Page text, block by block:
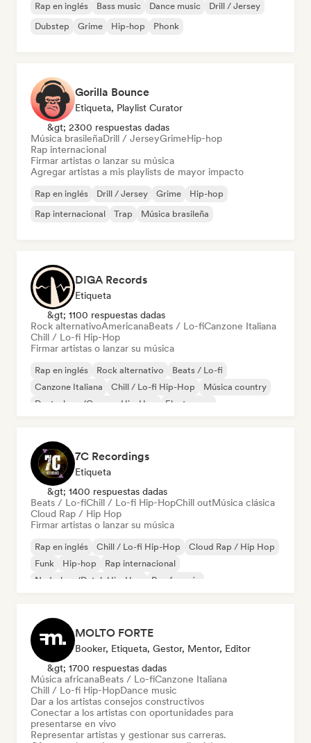
Rap en inglés Bass music Dance music
Drill / Jersey
Dubstep
Grime Hip-hop Phonk
Gorilla Bounce
Etiqueta, Playlist Curator
&gt; 2300 respuestas dadas
Música brasileñaDrill / JerseyGrimeHip-hop
Rap internacional
Firmar artistas o lanzar su música
Agregar artistas a mis playlists de mayor impacto
Rap en inglés Drill / Jersey Grime
Hip-hop
Rap internacional
Trap Música brasileña
DIGA Records
Etiqueta
&gt; 1100 respuestas dadas
Rock alternativoAmericanaBeats / Lo-fiCanzone Italiana
Chill / Lo-fi Hip-Hop
Firmar artistas o lanzar su música
Rap en inglés Rock alternativo
Beats / Lo-fi
Canzone Italiana
Chill / Lo-fi Hip-Hop
Música country
Deutschrap/German Hip-Hop
Electropop
7C Recordings
Etiqueta
&gt; 1400 respuestas dadas
Beats / Lo-fiChill / Lo-fi Hip-HopChill outMúsica clásica
Cloud Rap / Hip Hop
Firmar artistas o lanzar su música
Rap en inglés Chill / Lo-fi Hip-Hop
Cloud Rap / Hip Hop
Funk
Hip-hop
Rap internacional
Nederhop/Dutch Hip-Hop
Rap francés
MOLTO FORTE
Booker, Etiqueta, Gestor, Mentor, Editor
&gt; 1700 respuestas dadas
Música africanaBeats / Lo-fiCanzone Italiana
Chill / Lo-fi Hip-HopDance music
Dar a los artistas consejos constructivos
Conectar a los artistas con oportunidades para
presentarse en vivo
Representar artistas y gestionar sus carreras.